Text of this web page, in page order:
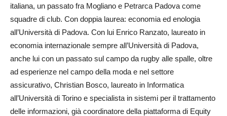
italiana, un passato fra Mogliano e Petrarca Padova come
squadre di club. Con doppia laurea: economia ed enologia
all’Università di Padova. Con lui Enrico Ranzato, laureato in
economia internazionale sempre all’Università di Padova,
anche lui con un passato sul campo da rugby alle spalle, oltre
ad esperienze nel campo della moda e nel settore
assicurativo, Christian Bosco, laureato in Informa­tica
all’Università di Torino e specialista in sistemi per il trattamento
delle informazioni, già coordinatore della piattaforma di Equity